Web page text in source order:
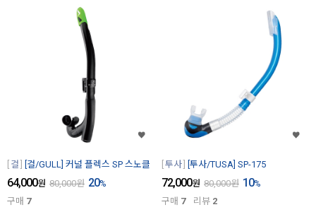
걸 [걸/GULL] 커널 플렉스 SP 스노클
64,000원 80,000원 20%
구매 7
투사 [투사/TUSA] SP-175
72,000원 80,000원 10%
구매 7 리뷰 2